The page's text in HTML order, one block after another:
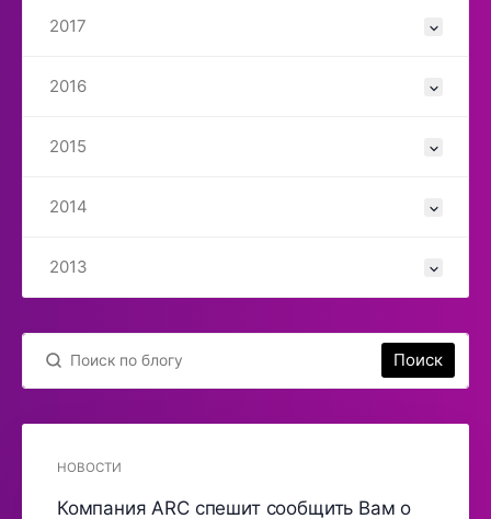
2017
2016
2015
2014
2013
Поиск
НОВОСТИ
Компания ARC спешит сообщить Вам о